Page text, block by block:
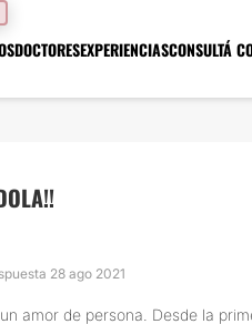
DOCTORESEXPERIENCIASCONSULTÁ
28 ago 2021
amor de persona. Desde la